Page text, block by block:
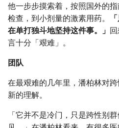
他一步步摸索着，按照国外的指
检查，到小剂量的激素用药。
在单打独斗地坚持这件事。」
言十分「艰难」。
团队
在最艰难的几年里，潘柏林对
新的理解。
「它并不是冷门，只是跨性别